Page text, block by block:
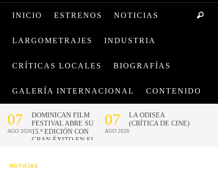
INICIO ESTRENOS NOTICIAS
LARGOMETRAJES INDUSTRIA
CRÍTICAS LOCALES BIOGRAFÍAS
GALERÍA INTERNACIONAL CONTENIDO
NOTICIAS